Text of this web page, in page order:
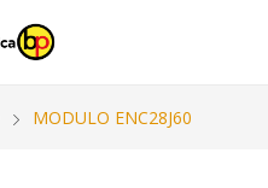
MODULO ENC28J60